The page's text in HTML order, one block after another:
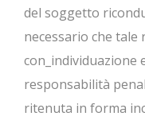
del soggetto
necessario che tale
con_individuazione
responsabilità
ritenuta in forma